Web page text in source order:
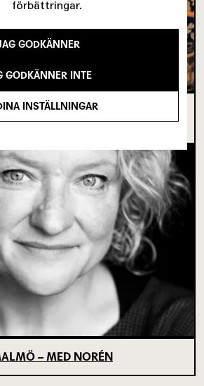
DET SOM VARIT OCH DET
BÖRJAT
– MED NORÉN
förbättringar.
GODKÄNNER
GODKÄNNER INTE
INSTÄLLNINGAR